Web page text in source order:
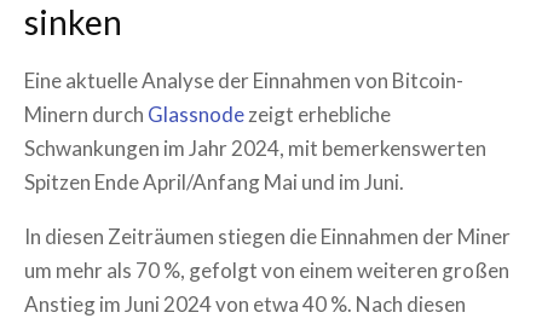
sinken
Eine aktuelle Analyse der Einnahmen von Bitcoin-
Minern durch Glassnodezeigt erhebliche
Schwankungen im Jahr 2024, mit bemerkenswerten
Spitzen Ende April/Anfang Mai und im Juni.
In diesen Zeiträumen stiegen die Einnahmen der Miner
um mehr als 70 %, gefolgt von einem weiteren großen
Anstieg im Juni 2024 von etwa 40 %. Nach diesen